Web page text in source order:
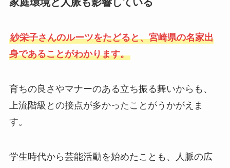
紗栄子さんのルーツをたどると、宮崎県の名家出
身であることがわかります。
育ちの良さやマナーのある立ち振る舞いからも、
上流階級との接点が多かったことがうかがえま
す。
学生時代から芸能活動を始めたことも、人脈の広